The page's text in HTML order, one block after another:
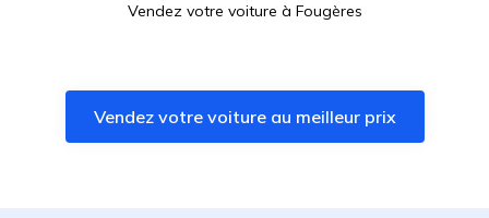
Vendez votre voiture à Fougères
Vendez votre voiture àSens-de-Bretagne
Vendez votre voiture àJavené
Vendez votre voiture au meilleur prix